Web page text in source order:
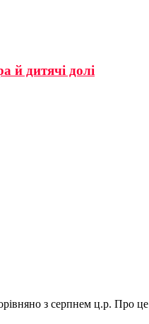
й дитячі долі
з серпнем ц.р. Про